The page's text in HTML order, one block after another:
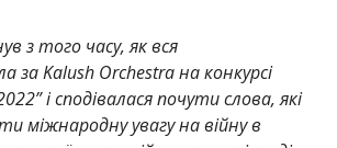
з того часу, як вся
за Kalush Orchestra на конкурсі
і сподівалася почути слова, які
міжнародну увагу на війну в